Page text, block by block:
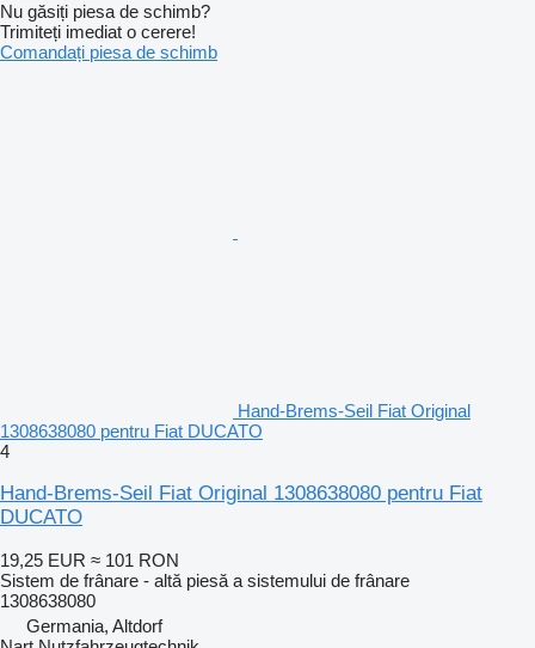
Nu găsiți piesa de schimb?
Trimiteți imediat o cerere!
Comandați piesa de schimb
Hand-Brems-Seil Fiat Original
1308638080 pentru Fiat DUCATO
4
Hand-Brems-Seil Fiat Original 1308638080 pentru Fiat
DUCATO
19,25 EUR ≈ 101 RON
Sistem de frânare - altă piesă a sistemului de frânare
1308638080
Germania, Altdorf